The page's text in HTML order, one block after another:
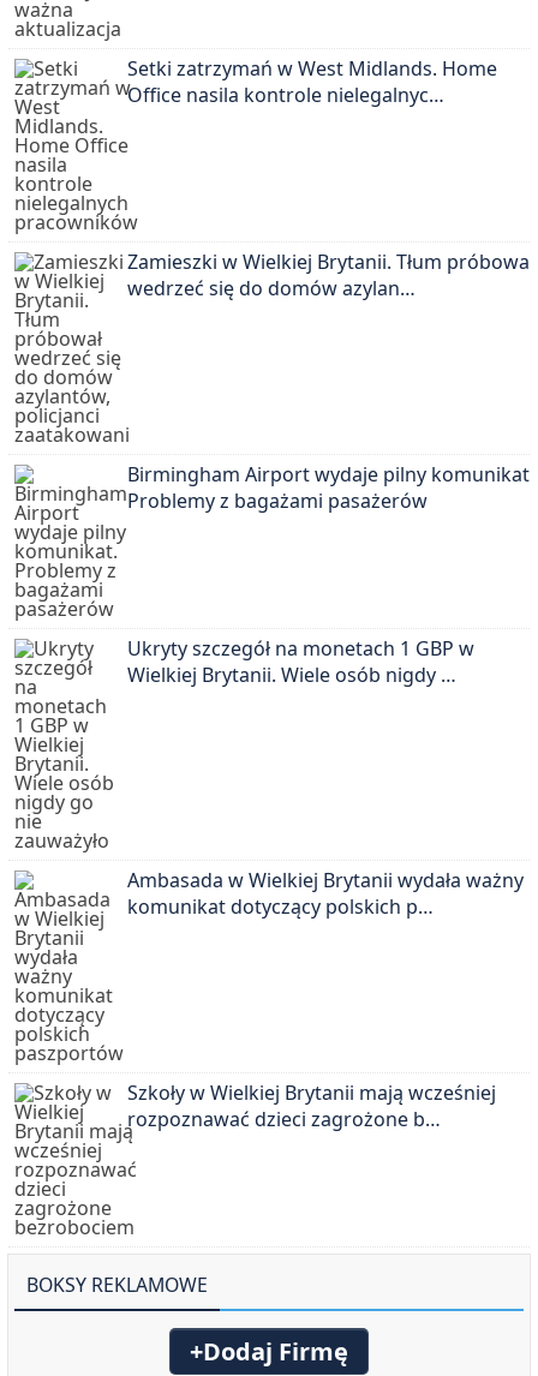
Setki zatrzymań w West Midlands. Home
Office nasila kontrole nielegalnyc…
Zamieszki w Wielkiej Brytanii. Tłum próbował
wedrzeć się do domów azylan…
Birmingham Airport wydaje pilny komunikat.
Problemy z bagażami pasażerów
Ukryty szczegół na monetach 1 GBP w
Wielkiej Brytanii. Wiele osób nigdy …
Ambasada w Wielkiej Brytanii wydała ważny
komunikat dotyczący polskich p…
Szkoły w Wielkiej Brytanii mają wcześniej
rozpoznawać dzieci zagrożone b…
BOKSY REKLAMOWE
+Dodaj Firmę